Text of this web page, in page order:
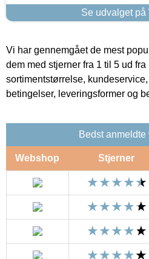
Se udvalget på
Vi har gennemgået de mest
dem med stjerner fra 1 til 5 ud
sortimentstørrelse,
betingelser, leveringsformer og
Bedst
Webshop Stjerner